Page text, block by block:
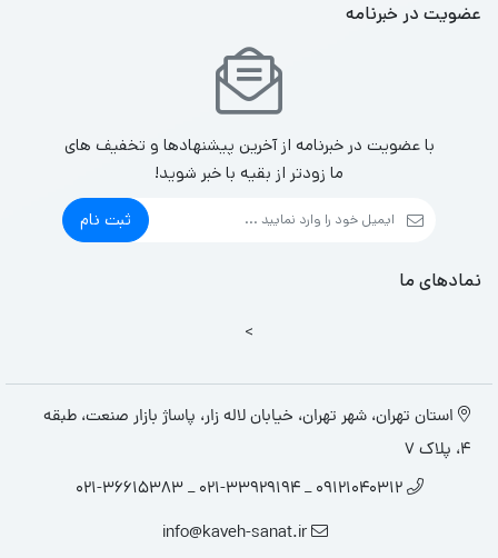
عضویت در خبرنامه
با عضویت در خبرنامه از آخرین پیشنهادها و تخفیف های
ما زودتر از بقیه با خبر شوید!
ثبت نام
نمادهای ما
>
استان تهران، شهر تهران، خیابان لاله زار، پاساژ بازار صنعت، طبقه
4، پلاک 7
09121040312 _ 021-33929194 _ 021-36615383
info@kaveh-sanat.ir